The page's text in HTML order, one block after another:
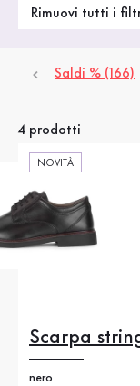
Rimuovi tutti i
Saldi % (166)
4 prodotti
NOVITÀ
Scarpa
nero